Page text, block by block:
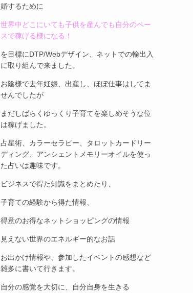
婚するために
世界中どこにいても子供を産んでも自分のペー
スで稼げる様になる！
を目標にDTP/Webデザイン、ネットでの輸出入
に取り組んで来ました。
お陰様で去年妊娠、出産し、ほぼ仕事はしてま
せんでしたが
まだしばらくゆっくり子育てを楽しめそうな位
は稼げました。
占星術、カラーセラピー、タロットカードリー
ディング、アンシェントメモリーオイルを使っ
た占いは趣味です。
ビジネスで得た知識をまとめたり、
子育ての経験から得た情報、
得意のお得なネットショッピングの情報
見えない世界のエネルギー的なお話
お出かけ情報や、参加したイベントの感想など
雑多に書いて行きます。
自分の感覚を大切に、自分自身を生きる